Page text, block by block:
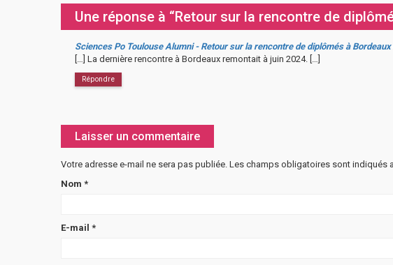
Une réponse à “Retour sur la rencontre de
Sciences Po Toulouse Alumni - Retour sur la rencontre de diplômés à Bordeaux
[…] La dernière rencontre à Bordeaux remontait à juin 2024. […]
Répondre
Laisser un commentaire
Votre adresse e-mail ne sera pas publiée. Les champs obligatoires sont indiqués
Nom *
E-mail *